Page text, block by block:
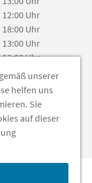
12:00 Uhr
18:00 Uhr
13:00 Uhr
12:00 Uhr
18:00 Uhr
13:00 Uhr
unserer
helfen uns
Sie
auf dieser